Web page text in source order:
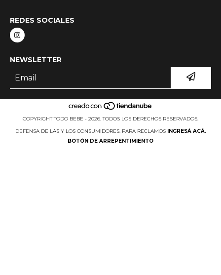
REDES SOCIALES
NEWSLETTER
COPYRIGHT TODO BEBE - 2026. TODOS LOS DERECHOS RESERVADOS.
DEFENSA DE LAS Y LOS CONSUMIDORES. PARA RECLAMOS
INGRESÁ ACÁ.
BOTÓN DE ARREPENTIMIENTO